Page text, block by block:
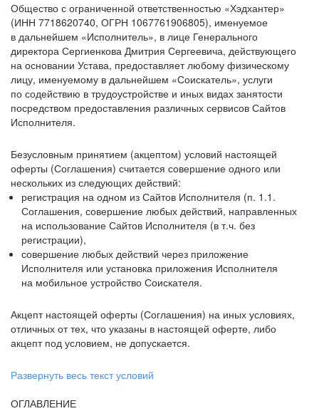
Общество с ограниченной ответственностью «Хэдхантер»
(ИНН 7718620740, ОГРН 1067761906805), именуемое
в дальнейшем «Исполнитель», в лице Генерального
директора Сергиенкова Дмитрия Сергеевича, действующего
на основании Устава, предоставляет любому физическому
лицу, именуемому в дальнейшем «Соискатель», услуги
по содействию в трудоустройстве и иных видах занятости
посредством предоставления различных сервисов Сайтов
Исполнителя.
Безусловным принятием (акцептом) условий настоящей
оферты (Соглашения) считается совершение одного или
нескольких из следующих действий:
регистрация на одном из Сайтов Исполнителя (п. 1.1.
Соглашения, совершение любых действий, направленных
на использование Сайтов Исполнителя (в т.ч. без
регистрации),
совершение любых действий через приложение
Исполнителя или установка приложения Исполнителя
на мобильное устройство Соискателя.
Акцепт настоящей оферты (Соглашения) на иных условиях,
отличных от тех, что указаны в настоящей оферте, либо
акцепт под условием, не допускается.
Развернуть весь текст условий
ОГЛАВЛЕНИЕ